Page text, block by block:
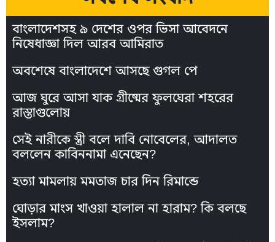
বাংলাদেশসহ ৯ দেশের ওপর ভিসা আবেদনে
নিষেধাজ্ঞা দিল আরব আমিরাত
অবশেষে বাংলাদেশে আসছে গুগল পে
আজ ঘুরে আসা যাক গ্রীষ্মের ফুলঘেরা শহরের
রাস্তাগুলোয়
সেই নারীকে স্ত্রী বলে দাবি নোবেলের, আদালত
বললেন কাবিননামা এনেছেন?
হত্যা মামলায় মমতাজ চার দিন রিমান্ডে
ঘোড়ার মাংস খাওয়া হালাল না হারাম? কি বলছে
ইসলাম?